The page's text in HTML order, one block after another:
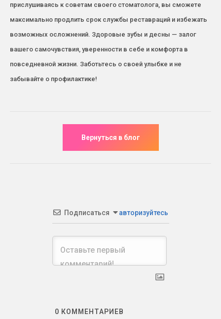
прислушиваясь к советам своего стоматолога, вы сможете
максимально продлить срок службы реставраций и избежать
возможных осложнений. Здоровые зубы и десны — залог
вашего самочувствия, уверенности в себе и комфорта в
повседневной жизни. Заботьтесь о своей улыбке и не
забывайте о профилактике!
Подписаться авторизуйтесь
0 КОММЕНТАРИЕВ